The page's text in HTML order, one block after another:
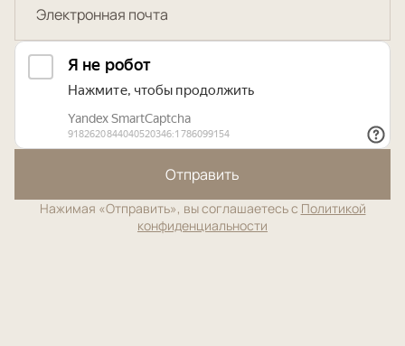
Отправить
Нажимая «Отправить», вы соглашаетесь с Политикой
конфиденциальности